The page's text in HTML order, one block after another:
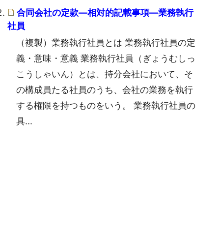
合同会社の定款―相対的記載事項―業務執行
社員
（複製）業務執行社員とは 業務執行社員の定
義・意味・意義 業務執行社員（ぎょうむしっ
こうしゃいん）とは、持分会社において、そ
の構成員たる社員のうち、会社の業務を執行
する権限を持つものをいう。 業務執行社員の
具...